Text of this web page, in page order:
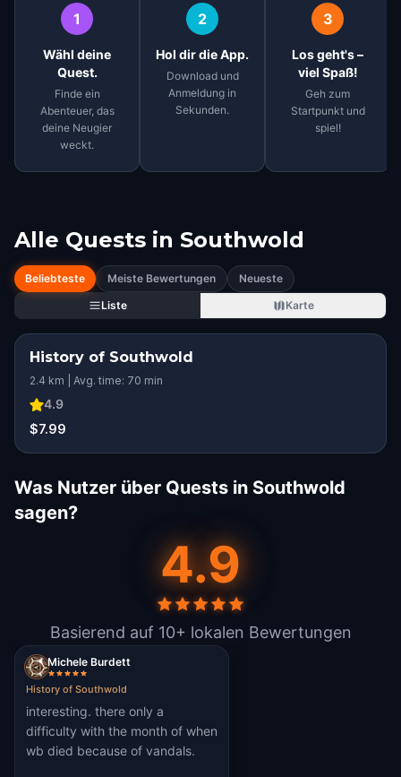
1
Wähl deine
Quest.
Finde ein
Abenteuer, das
deine Neugier
weckt.
2
Hol dir die App.
Download und
Anmeldung in
Sekunden.
3
Los geht's –
viel Spaß!
Geh zum
Startpunkt und
spiel!
Alle Quests in Southwold
Beliebteste Meiste Bewertungen
Neueste
Liste
Karte
History of Southwold
2.4 km | Avg. time: 70 min
4.9
$7.99
Was Nutzer über Quests in Southwold
sagen?
4.9
Basierend auf 10+ lokalen Bewertungen
Michele Burdett
History of Southwold
interesting. there only a
difficulty with the month of when
wb died because of vandals.